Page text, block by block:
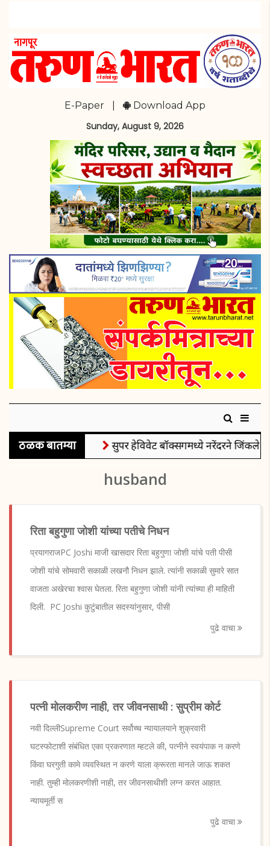
E-Paper Download App
Sunday, August 9, 2026
ठळक बातम्या सुपर हेविवेट बॉक्सिंगमध्ये नरेंदरने जिंकले
husband
रिता बहुगुणा जोशी यांच्या पतीचे निधन
प्रयागराजPC Joshi माजी खासदार रिता बहुगुणा जोशी यांचे पती पीसी
जोशी यांचे सोमवारी सकाळी लखनौ निधन झाले. त्यांनी सकाळी सुमारे सात
वाजता अखेरचा श्वास घेतला. रिता बहुगुणा जोशी यांनी त्यांच्या ही माहिती
दिली. PC Joshi कुटुंबातील सदस्यांनुसार, पीसी
पुढे वाचा
पत्नी मोलकरीण नाही, तर जीवनसाथी : सुप्रीम कोर्ट
नवी दिल्लीSupreme Court सर्वोच्च न्यायालयाने शुक्रवारी
घटस्फोटाशी संबंधित एका प्रकरणात म्हटले की, पत्नीने स्वयंपाक न करणे
किंवा घरगुती कामे व्यवस्थित न करणे याला क्रूरता मानले जाऊ शकत
नाही. तुम्ही मोलकरणीशी नाही, तर जीवनसाथीशी लग्न करत आहात.
न्यायमूर्ती स
पुढे वाचा